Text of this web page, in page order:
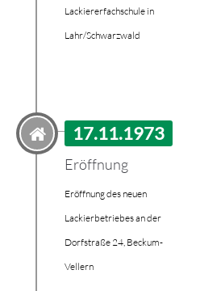
Lackiererfachschule in
Lahr/Schwarzwald
17.11.1973
Eröffnung
Eröffnung des neuen
Lackierbetriebes an der
Dorfstraße 24, Beckum-
Vellern